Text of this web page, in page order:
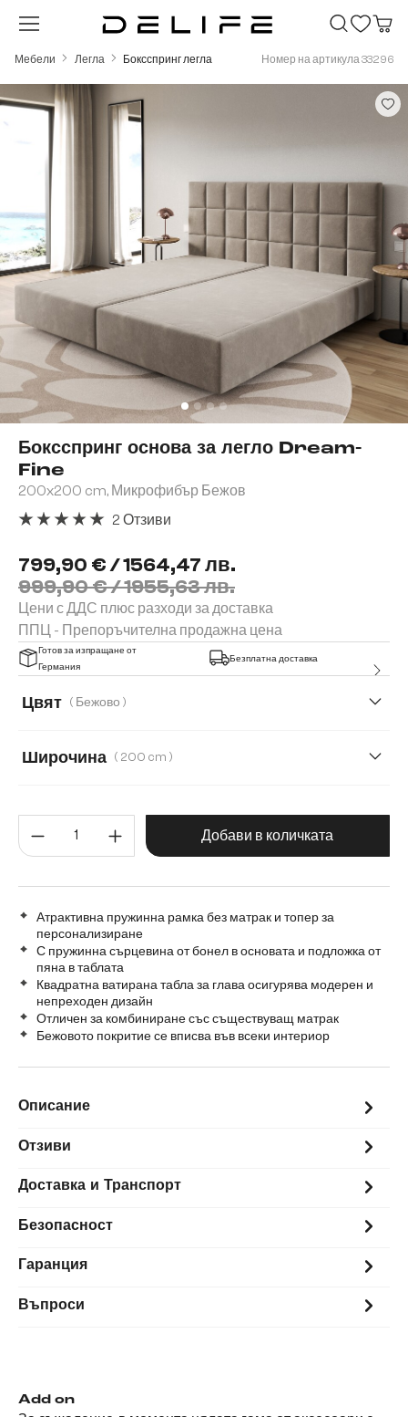
Преминете към основното съдържание
Мебели Легла Боксспринг легла Номер на артикула 33296
Боксспринг основа за легло Dream-
Fine
200x200 cm, Микрофибър Бежов
799,90 € / 1564,47 лв.
999,90 € / 1955,63 лв.
Цени с ДДС плюс разходи за доставка
ППЦ - Препоръчителна продажна цена
2 Отзиви
Готов за изпращане от
Германия
Безплатна доставка
Цвят ( Бежово )
Широчина ( 200 cm )
120 cm Количество на продукта:
Добави в количката
Атрактивна пружинна рамка без матрак и топер за
персонализиране
С пружинна сърцевина от бонел в основата и подложка от
пяна в таблата
Квадратна ватирана табла за глава осигурява модерен и
непреходен дизайн
Отличен за комбиниране със съществуващ матрак
Бежовото покритие се вписва във всеки интериор
Пропуснете галерия с изображения
Описание
Отзиви
Доставка и Транспорт
Безопасност
Гаранция
Въпроси
Add on